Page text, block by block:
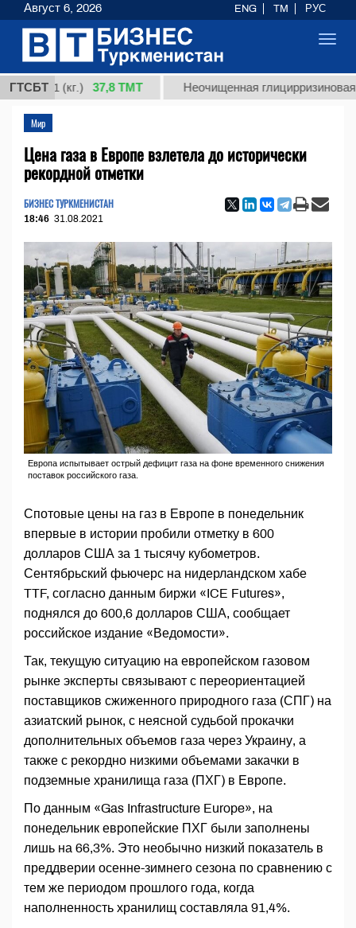
ГТСБТ
1 (кг.) 37,8 ТМТ Неочищенная глицирризиновая
Мир
Цена газа в Европе взлетела до исторически
рекордной отметки
БИЗНЕС ТУРКМЕНИСТАН
18:46 31.08.2021
Европа испытывает острый дефицит газа на фоне временного снижения
поставок российского газа.
Спотовые цены на газ в Европе в понедельник
впервые в истории пробили отметку в 600
долларов США за 1 тысячу кубометров.
Сентябрьский фьючерс на нидерландском хабе
TTF, согласно данным биржи «ICE Futures»,
поднялся до 600,6 долларов США, сообщает
российское издание «Ведомости».
Так, текущую ситуацию на европейском газовом
рынке эксперты связывают с переориентацией
поставщиков сжиженного природного газа (СПГ) на
азиатский рынок, с неясной судьбой прокачки
дополнительных объемов газа через Украину, а
также с рекордно низкими объемами закачки в
подземные хранилища газа (ПХГ) в Европе.
По данным «Gas Infrastructure Europe», на
понедельник европейские ПХГ были заполнены
лишь на 66,3%. Это необычно низкий показатель в
преддверии осенне-зимнего сезона по сравнению с
тем же периодом прошлого года, когда
наполненность хранилищ составляла 91,4%.
Август 6, 2026 ENG TM РУС